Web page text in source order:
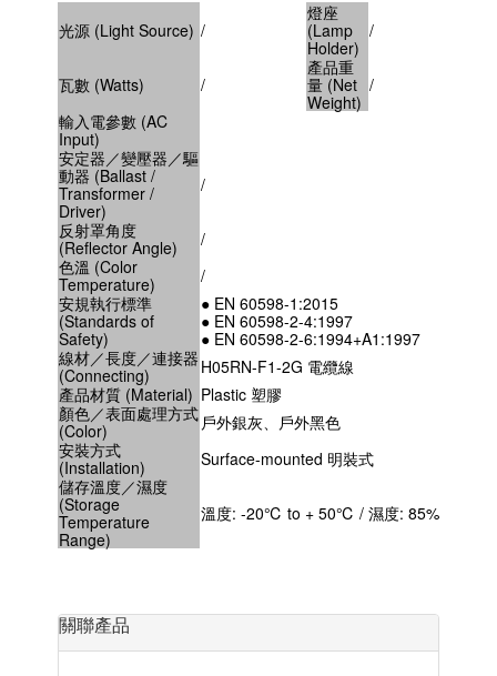
光源 (Light Source) /
燈座
(Lamp
Holder)
/
瓦數 (Watts) /
產品重
量 (Net
Weight)
/
輸入電參數 (AC
Input)
安定器／變壓器／驅
動器 (Ballast /
Transformer /
Driver)
/
反射罩角度
(Reflector Angle)
/
色溫 (Color
Temperature)
/
安規執行標準
(Standards of
Safety)
● EN 60598-1:2015
● EN 60598-2-4:1997
● EN 60598-2-6:1994+A1:1997
線材／長度／連接器
(Connecting)
H05RN-F1-2G 電纜線
產品材質 (Material) Plastic 塑膠
顏色／表面處理方式
(Color)
戶外銀灰、戶外黑色
安裝方式
(Installation)
Surface-mounted 明裝式
儲存溫度／濕度
(Storage
Temperature
Range)
溫度: -20℃ to + 50℃ / 濕度: 85%
關聯產品